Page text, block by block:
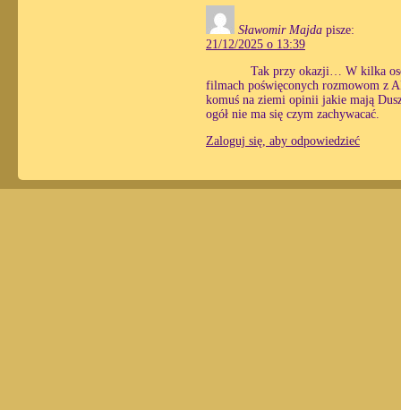
Sławomir Majda pisze:
21/12/2025 o 13:39
Tak przy okazji… W kilka
filmach poświęconych rozmowom z
komuś na ziemi opinii jakie mają
ogół nie ma się czym zachywacać.
Zaloguj się, aby odpowiedzieć